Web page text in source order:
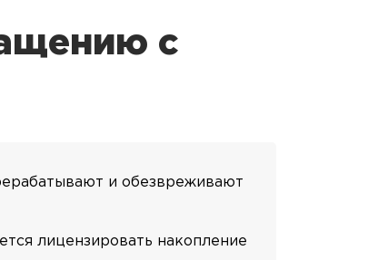
с
и обезвреживают
лицензировать накопление